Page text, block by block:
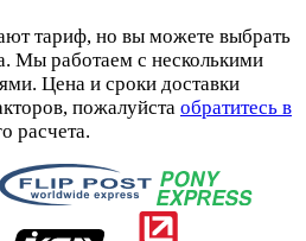
тариф, но вы можете выбрать
Мы работаем с несколькими
Цена и сроки доставки
пожалуйста обратитесь в
расчета.